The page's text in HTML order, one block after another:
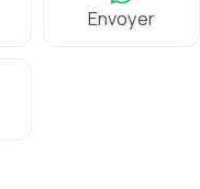
Envoyer